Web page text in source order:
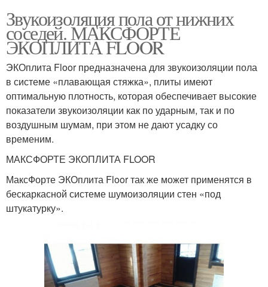
Звукоизоляция пола от нижних
соседей. МАКСФОРТЕ
ЭКОПЛИТА FLOOR
ЭКОплита Floor предназначена для звукоизоляции пола
в системе «плавающая стяжка», плиты имеют
оптимальную плотность, которая обеспечивает высокие
показатели звукоизоляции как по ударным, так и по
воздушным шумам, при этом не дают усадку со
временим.
МАКСФОРТЕ ЭКОПЛИТА FLOOR
МаксФорте ЭКОплита Floor так же может применятся в
бескаркасной системе шумоизоляции стен «под
штукатурку».